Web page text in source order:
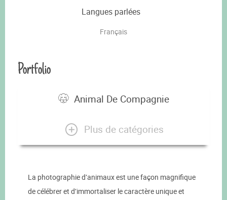
Langues parlées
Français
Portfolio
Animal De Compagnie
Plus de catégories
La photographie d’animaux est une façon magnifique
de célébrer et d’immortaliser le caractère unique et